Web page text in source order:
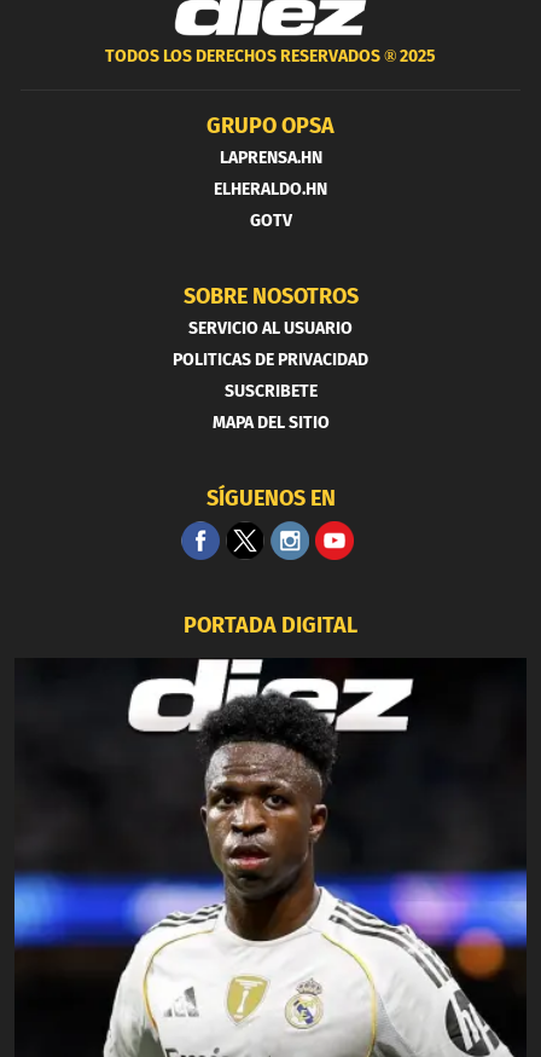
TODOS LOS DERECHOS RESERVADOS ®2025
GRUPO OPSA
LAPRENSA.HN
ELHERALDO.HN
GOTV
SOBRE NOSOTROS
SERVICIO AL USUARIO
POLITICAS DE PRIVACIDAD
SUSCRIBETE
MAPA DEL SITIO
SÍGUENOS EN
PORTADA DIGITAL